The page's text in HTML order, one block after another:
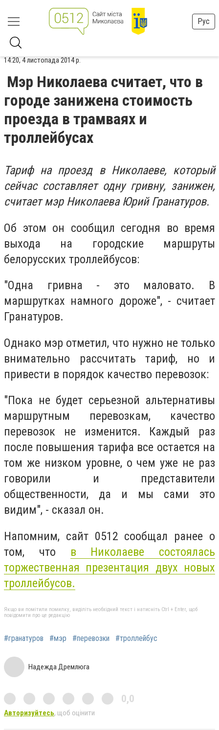
Рус
14:20, 4 листопада 2014 р.
Мэр Николаева считает, что в
городе занижена стоимость
проезда в трамваях и
троллейбусах
Тариф на проезд в Николаеве, который
сейчас составляет одну гривну, занижен,
считает мэр Николаева Юрий Гранатуров.
Об этом он сообщил сегодня во время
выхода на городские маршруты
белорусских троллейбусов:
"Одна гривна - это маловато. В
маршрутках намного дороже", - считает
Гранатуров.
Однако мэр отметил, что нужно не только
внимательно рассчитать тариф, но и
привести в порядок качество перевозок:
"Пока не будет серьезной альтернативы
маршрутным перевозкам, качество
перевозок не изменится. Каждый раз
после повышения тарифа все остается на
том же низком уровне, о чем уже не раз
говорили и представители
общественности, да и мы сами это
видим", - сказал он.
Напомним, сайт 0512 сообщал ранее о
том, что в Николаеве состоялась
торжественная презентация двух новых
троллейбусов.
Якщо ви помітили помилку, виділіть необхідний текст і натисніть Ctrl + Enter, щоб
повідомити про це редакцію
#гранатуров #мэр #перевозки #троллейбус
Надежда Дремлюга
0,0
Авторизуйтесь, щоб оцінити